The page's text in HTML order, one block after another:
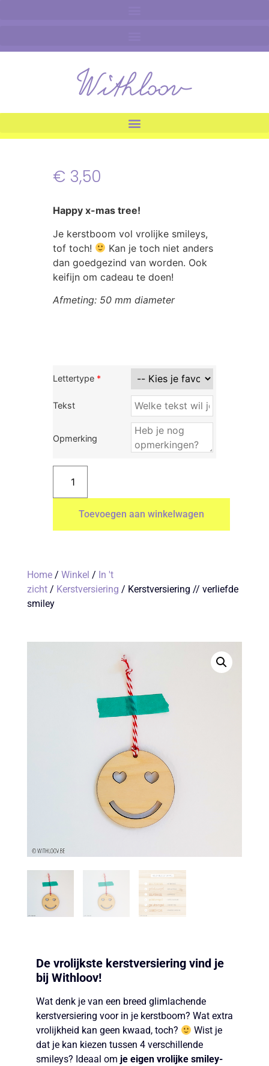
Home/ Winkel / In 't
zicht/ Kerstversiering / Kerstversiering // verliefde
smiley
€ 3,50
Happy x-mas tree!
Je kerstboom vol vrolijke smileys,
tof toch!
Kan je toch niet anders
dan goedgezind van worden. Ook
keifijn om cadeau te doen!
Afmeting: 50 mm diameter
Lettertype *
Tekst
Opmerking
Toevoegen aan winkelwagen
De vrolijkste kerstversiering vind je
bij Withloov!
Wat denk je van een breed glimlachende
kerstversiering voor in je kerstboom? Wat extra
vrolijkheid kan geen kwaad, toch?
Wist je
dat je kan kiezen tussen 4 verschillende
smileys? Ideaal om je eigen vrolijke smiley-